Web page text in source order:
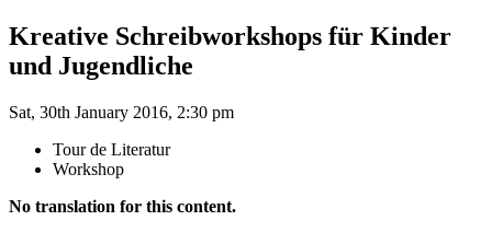
Kreative Schreibworkshops für Kinder
und Jugendliche
Sat, 30th January 2016, 2:30 pm
Tour de Literatur
Workshop
No translation for this content.